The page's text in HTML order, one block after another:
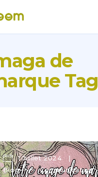
de
Tag
1 Juillet 2024
Blog
Communication